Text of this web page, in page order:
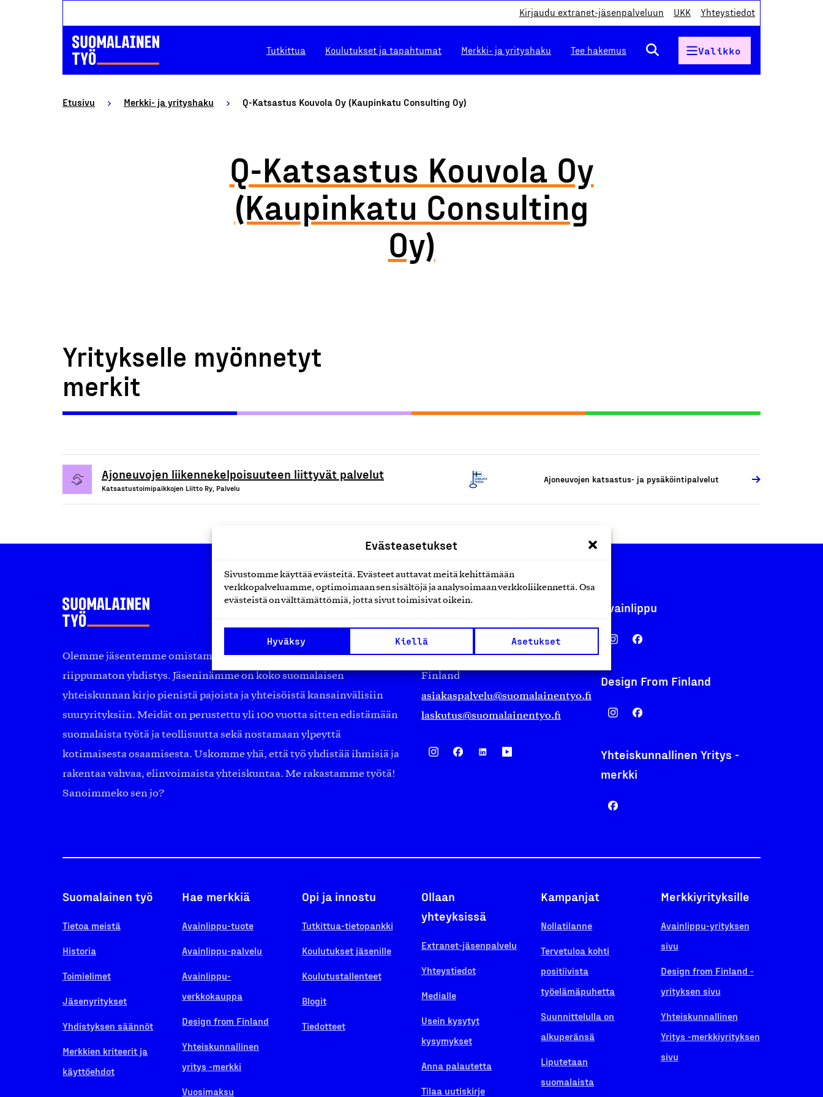
Evästeasetukset
Sivustomme käyttää evästeitä. Evästeet auttavat meitä kehittämään
verkkopalveluamme, optimoimaan sen sisältöjä ja analysoimaan verkkoliikennettä. Osa
evästeistä on välttämättömiä, jotta sivut toimisivat oikein.
Hyväksy Kiellä Asetukset
Kirjaudu extranet-jäsenpalveluun UKK Yhteystiedot
Tutkittua Koulutukset ja tapahtumat Merkki- ja yrityshaku Tee hakemus Valikko
Etusivu Merkki- ja yrityshaku Q-Katsastus Kouvola Oy (Kaupinkatu Consulting Oy)
Q-Katsastus Kouvola Oy
(Kaupinkatu Consulting
Oy)
Yritykselle myönnetyt
merkit
Ajoneuvojen liikennekelpoisuuteen liittyvät palvelut
Katsastustoimipaikkojen Liitto Ry, Palvelu
Ajoneuvojen katsastus- ja pysäköintipalvelut
Olemme jäsentemme omistama puolueeton, työmarkkinajärjestöistä
riippumaton yhdistys. Jäseninämme on koko suomalaisen
yhteiskunnan kirjo pienistä pajoista ja yhteisöistä kansainvälisiin
suuryrityksiin. Meidät on perustettu yli 100 vuotta sitten edistämään
suomalaista työtä ja teollisuutta sekä nostamaan ylpeyttä
kotimaisesta osaamisesta. Uskomme yhä, että työ yhdistää ihmisiä ja
rakentaa vahvaa, elinvoimaista yhteiskuntaa. Me rakastamme työtä!
Sanoimmeko sen jo?
Suomalainen työ ry
Eteläranta 14,
00130 Helsinki
Finland
asiakaspalvelu@suomalainentyo.fi
laskutus@suomalainentyo.fi
Avainlippu
Design From Finland
Yhteiskunnallinen Yritys -
merkki
Suomalainen työ
Tietoa meistä
Historia
Toimielimet
Jäsenyritykset
Yhdistyksen säännöt
Merkkien kriteerit ja
käyttöehdot
Hae merkkiä
Avainlippu-tuote
Avainlippu-palvelu
Avainlippu-
verkkokauppa
Design from Finland
Yhteiskunnallinen
yritys -merkki
Vuosimaksu
Opi ja innostu
Tutkittua-tietopankki
Koulutukset jäsenille
Koulutustallenteet
Blogit
Tiedotteet
Ollaan
yhteyksissä
Extranet-jäsenpalvelu
Yhteystiedot
Medialle
Usein kysytyt
kysymykset
Anna palautetta
Tilaa uutiskirje
Kampanjat
Nollatilanne
Tervetuloa kohti
positiivista
työelämäpuhetta
Suunnittelulla on
alkuperänsä
Liputetaan
suomalaista
Merkkiyrityksille
Avainlippu-yrityksen
sivu
Design from Finland -
yrityksen sivu
Yhteiskunnallinen
Yritys -merkkiyrityksen
sivu